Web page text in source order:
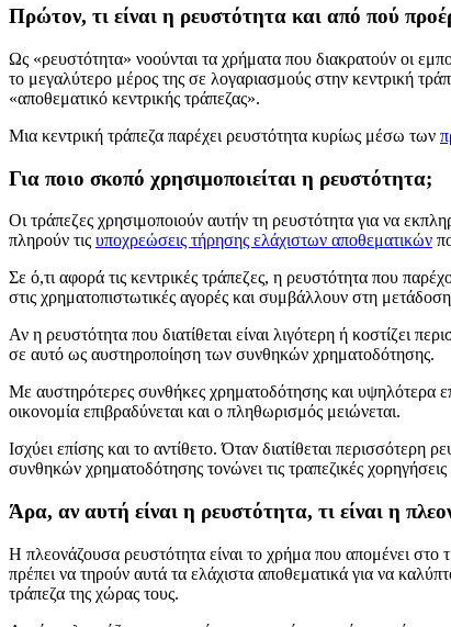
Πρώτον, τι είναι η ρευστότητα και από πού
Ως «ρευστότητα» νοούνται τα χρήματα που διακρατούν οι
το μεγαλύτερο μέρος της σε λογαριασμούς στην κεντρική
«αποθεματικό κεντρικής τράπεζας».
Μια κεντρική τράπεζα παρέχει ρευστότητα κυρίως μέσω των
Για ποιο σκοπό χρησιμοποιείται η ρευστότητα;
Οι τράπεζες χρησιμοποιούν αυτήν τη ρευστότητα για να
πληρούν τις υποχρεώσεις τήρησης ελάχιστων αποθεματικών
Σε ό,τι αφορά τις κεντρικές τράπεζες, η ρευστότητα που
στις χρηματοπιστωτικές αγορές και συμβάλλουν στη μετάδοση
Αν η ρευστότητα που διατίθεται είναι λιγότερη ή κοστίζει
σε αυτό ως αυστηροποίηση των συνθηκών χρηματοδότησης.
Με αυστηρότερες συνθήκες χρηματοδότησης και υψηλότερα
οικονομία επιβραδύνεται και ο πληθωρισμός μειώνεται.
Ισχύει επίσης και το αντίθετο. Όταν διατίθεται
συνθηκών χρηματοδότησης τονώνει τις τραπεζικές
Άρα, αν αυτή είναι η ρευστότητα, τι είναι η
Η πλεονάζουσα ρευστότητα είναι το χρήμα που απομένει στο
πρέπει να τηρούν αυτά τα ελάχιστα αποθεματικά για να
τράπεζα της χώρας τους.